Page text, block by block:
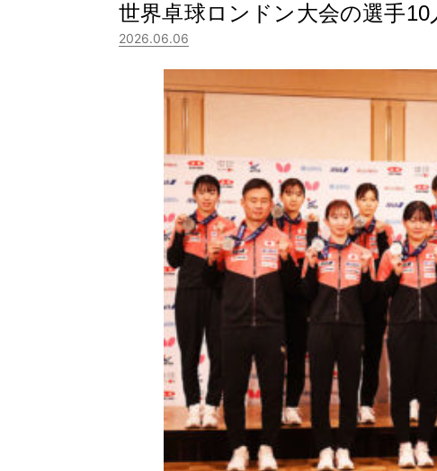
世界卓球ロンドン大会の選手
2026.06.06